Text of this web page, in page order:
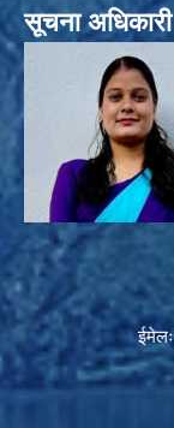
सूचना अधिकारी